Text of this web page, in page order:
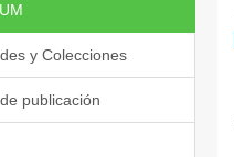
y Colecciones
publicación